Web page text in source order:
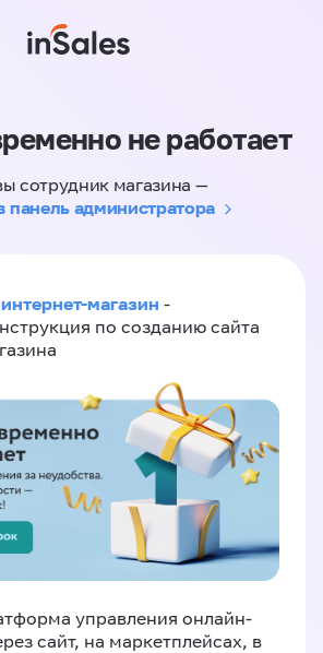
не работает
сотрудник магазина —
панель администратора
магазин -
по созданию сайта
управления онлайн-
сайт, на маркетплейсах, в